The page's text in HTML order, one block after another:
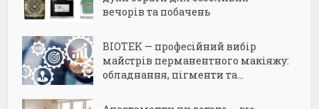
вечорів та побачень
BIOTEK — професійний вибір
майстрів перманентного макіяжу:
обладнання, пігменти та...